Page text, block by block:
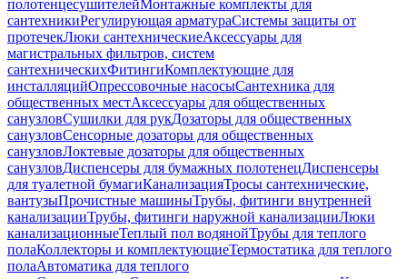
полотенцесушителейМонтажные комплекты для
сантехникиРегулирующая арматураСистемы защиты от
протечекЛюки сантехническиеАксессуары для
магистральных фильтров, систем
сантехническихФитингиКомплектующие для
инсталляцийОпрессовочные насосыСантехника для
общественных местАксессуары для общественных
санузловСушилки для рукДозаторы для общественных
санузловСенсорные дозаторы для общественных
санузловЛоктевые дозаторы для общественных
санузловДиспенсеры для бумажных полотенецДиспенсеры
для туалетной бумагиКанализацияТросы сантехнические,
вантузыПрочистные машиныТрубы, фитинги внутренней
канализацииТрубы, фитинги наружной канализацииЛюки
канализационныеТеплый пол водянойТрубы для теплого
полаКоллекторы и комплектующиеТермостатика для теплого
полаАвтоматика для теплого